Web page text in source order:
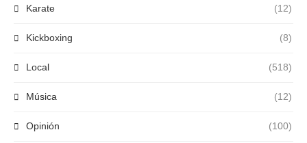
Karate (12)
Kickboxing (8)
Local (518)
Música (12)
Opinión (100)